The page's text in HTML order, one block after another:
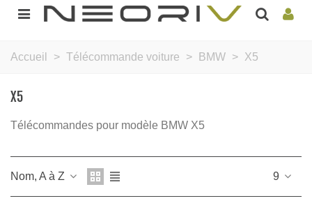
Accueil > Télécommande voiture > BMW > X5
X5
Télécommandes pour modèle BMW X5
Nom, A à Z 9